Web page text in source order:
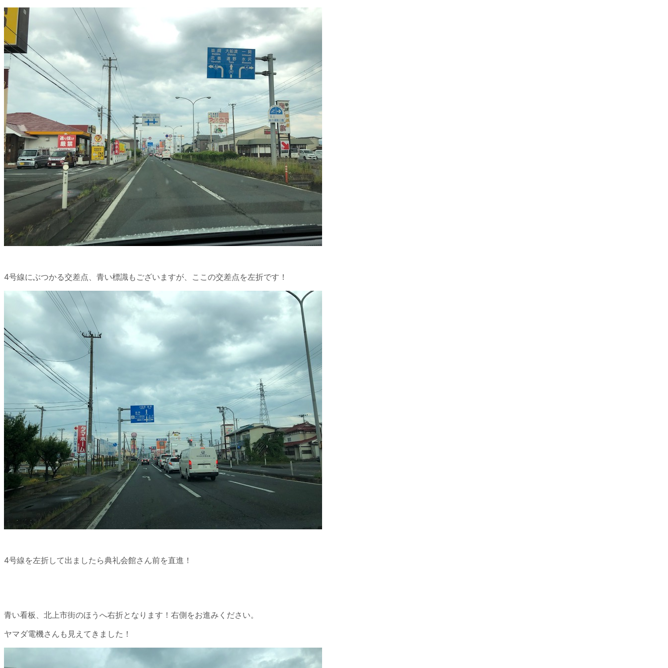
4号線にぶつかる交差点、青い標識もございますが、ここの交差点を左折です！
4号線を左折して出ましたら典礼会館さん前を直進！
青い看板、北上市街のほうへ右折となります！右側をお進みください。
ヤマダ電機さんも見えてきました！